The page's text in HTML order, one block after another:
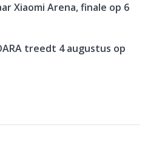
Xiaomi Arena, finale op 6
treedt 4 augustus op